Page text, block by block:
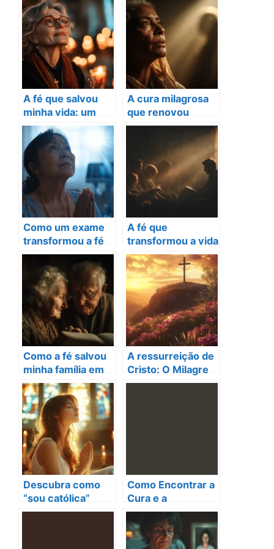
A fé que salvou
minha vida: um
testemunho
emocionante de
cura
A cura milagrosa
que renovou
minha fé em Deus
Como um exame
transformou a fé
de Ana em um
milagre de vida
A fé que
transformou a vida
de uma família em
silêncio
Como a fé salvou
minha família em
meio à
tempestade da
vida
A ressurreição de
Cristo: O Milagre
que Transformou
Descubra como
“sou católica”
transforma a
Como Encontrar a
Cura e a
Esperança Após o
Divórcio:
Reflexões e